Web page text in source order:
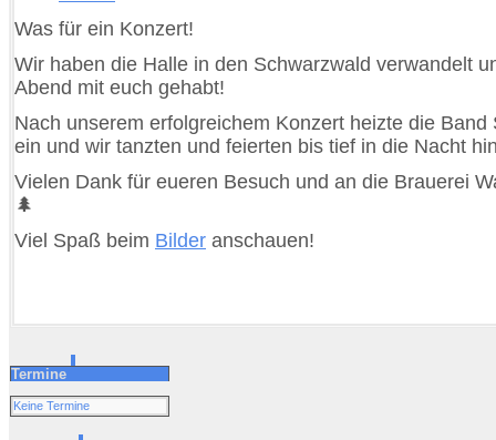
Was für ein Konzert!
Wir haben die Halle in den Schwarzwald verwandelt
Abend mit euch gehabt!
Nach unserem erfolgreichem Konzert heizte die
ein und wir tanzten und feierten bis tief in die Nacht
Vielen Dank für eueren Besuch und an die Brauerei
🌲
Viel Spaß beim Bilder anschauen!
Termine
Keine Termine